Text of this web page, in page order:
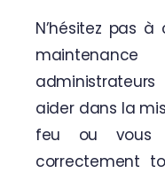
N’hésitez pas à
aider dans la
feu ou vous
correctement